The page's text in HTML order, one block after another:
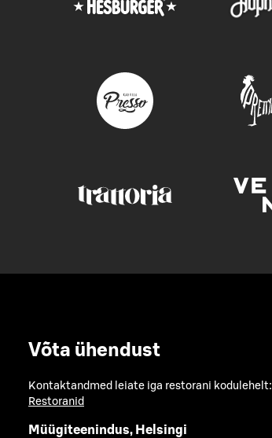
Võta ühendust
Kontaktandmed leiate iga restorani kodulehelt:
Restoranid
Müügiteenindus, Helsingi